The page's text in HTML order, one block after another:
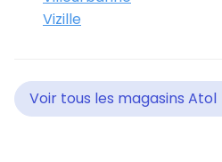
Vizille
Voir tous les magasins Atol